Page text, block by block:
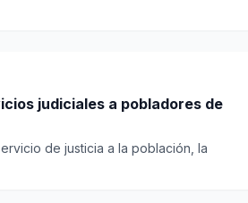
judiciales a pobladores de
de justicia a la población, la